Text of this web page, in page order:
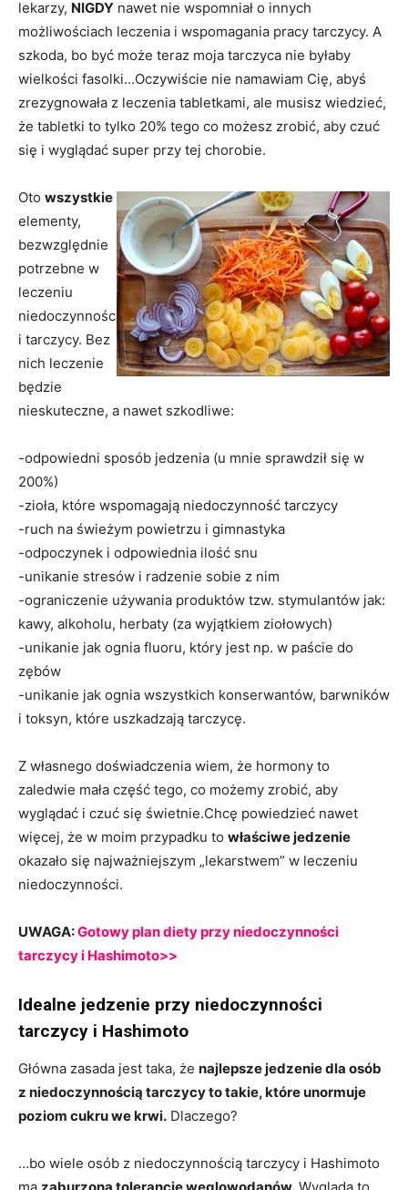
lekarzy, NIGDY nawet nie wspomniał o innych
możliwościach leczenia i wspomagania pracy tarczycy. A
szkoda, bo być może teraz moja tarczyca nie byłaby
wielkości fasolki…Oczywiście nie namawiam Cię, abyś
zrezygnowała z leczenia tabletkami, ale musisz wiedzieć,
że tabletki to tylko 20% tego co możesz zrobić, aby czuć
się i wyglądać super przy tej chorobie.
Oto wszystkie
elementy,
bezwzględnie
potrzebne w
leczeniu
niedoczynnośc
i tarczycy. Bez
nich leczenie
będzie
nieskuteczne, a nawet szkodliwe:
-odpowiedni sposób jedzenia (u mnie sprawdził się w
200%)
-zioła, które wspomagają niedoczynność tarczycy
-ruch na świeżym powietrzu i gimnastyka
-odpoczynek i odpowiednia ilość snu
-unikanie stresów i radzenie sobie z nim
-ograniczenie używania produktów tzw. stymulantów jak:
kawy, alkoholu, herbaty (za wyjątkiem ziołowych)
-unikanie jak ognia fluoru, który jest np. w paście do
zębów
-unikanie jak ognia wszystkich konserwantów, barwników
i toksyn, które uszkadzają tarczycę.
Z własnego doświadczenia wiem, że hormony to
zaledwie mała część tego, co możemy zrobić, aby
wyglądać i czuć się świetnie.Chcę powiedzieć nawet
więcej, że w moim przypadku to właściwe jedzenie
okazało się najważniejszym „lekarstwem” w leczeniu
niedoczynności.
UWAGA:Gotowy plan diety przy niedoczynności
tarczycy i Hashimoto>>
Idealne jedzenie przy niedoczynności
tarczycy i Hashimoto
Główna zasada jest taka, że najlepsze jedzenie dla osób
z niedoczynnością tarczycy to takie, które unormuje
poziom cukru we krwi. Dlaczego?
…bo wiele osób z niedoczynnością tarczycy i Hashimoto